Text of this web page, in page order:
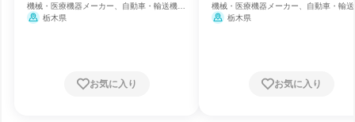
機械・医療機器メーカー、自動車・輸送機器
メーカー、航空宇宙・防衛
栃木県
お気に入り
機械・医療機器メーカー、自動車・輸
メーカー、航空宇宙・防衛
栃木県
お気に入り